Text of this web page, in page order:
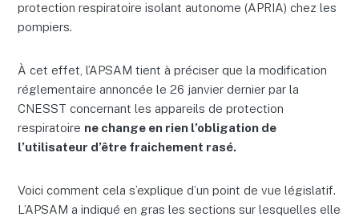
protection respiratoire isolant autonome (APRIA) chez les
pompiers.
À cet effet, l’APSAM tient à préciser que la modification
réglementaire annoncée le 26 janvier dernier par la
CNESST concernant les appareils de protection
respiratoire ne change en rien l’obligation de
l’utilisateur d’être fraichement rasé.
Voici comment cela s’explique d’un point de vue législatif.
L’APSAM a indiqué en gras les sections sur lesquelles elle